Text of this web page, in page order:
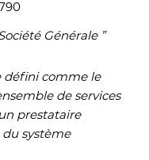
Générale ”
défini comme le
de services
prestataire
système